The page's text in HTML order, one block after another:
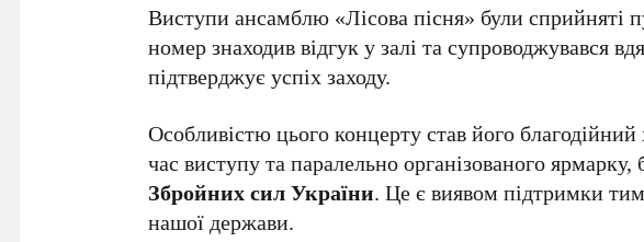
Виступи ансамблю «Лісова пісня» були сприйняті
номер знаходив відгук у залі та супроводжувався
підтверджує успіх заходу.
Особливістю цього концерту став його благодійний
час виступу та паралельно організованого
Збройних сил України. Це є виявом підтримки
нашої держави.